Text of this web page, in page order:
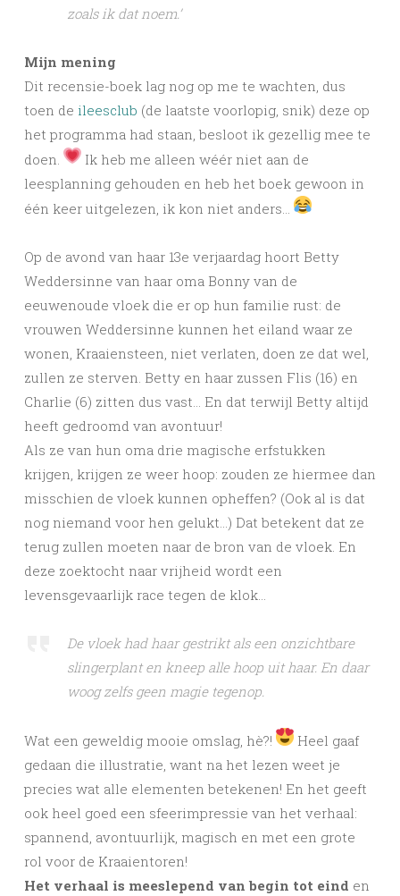
zoals ik dat noem.’
Mijn mening
Dit recensie-boek lag nog op me te wachten, dus
toen de ileesclub (de laatste voorlopig, snik) deze op
het programma had staan, besloot ik gezellig mee te
doen.
Ik heb me alleen wéér niet aan de
leesplanning gehouden en heb het boek gewoon in
één keer uitgelezen, ik kon niet anders…
Op de avond van haar 13e verjaardag hoort Betty
Weddersinne van haar oma Bonny van de
eeuwenoude vloek die er op hun familie rust: de
vrouwen Weddersinne kunnen het eiland waar ze
wonen, Kraaiensteen, niet verlaten, doen ze dat wel,
zullen ze sterven. Betty en haar zussen Flis (16) en
Charlie (6) zitten dus vast… En dat terwijl Betty altijd
heeft gedroomd van avontuur!
Als ze van hun oma drie magische erfstukken
krijgen, krijgen ze weer hoop: zouden ze hiermee dan
misschien de vloek kunnen opheffen? (Ook al is dat
nog niemand voor hen gelukt…) Dat betekent dat ze
terug zullen moeten naar de bron van de vloek. En
deze zoektocht naar vrijheid wordt een
levensgevaarlijk race tegen de klok…
De vloek had haar gestrikt als een onzichtbare
slingerplant en kneep alle hoop uit haar. En daar
woog zelfs geen magie tegenop.
Wat een geweldig mooie omslag, hè?!
Heel gaaf
gedaan die illustratie, want na het lezen weet je
precies wat alle elementen betekenen! En het geeft
ook heel goed een sfeerimpressie van het verhaal:
spannend, avontuurlijk, magisch en met een grote
rol voor de Kraaientoren!
Het verhaal is meeslepend van begin tot eind en